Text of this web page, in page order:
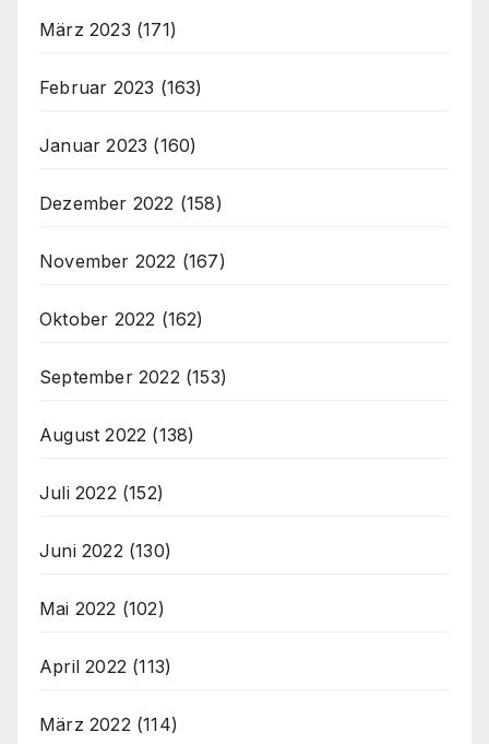
März 2023 (171)
Februar 2023 (163)
Januar 2023 (160)
Dezember 2022 (158)
November 2022 (167)
Oktober 2022 (162)
September 2022 (153)
August 2022 (138)
Juli 2022 (152)
Juni 2022 (130)
Mai 2022 (102)
April 2022 (113)
März 2022 (114)